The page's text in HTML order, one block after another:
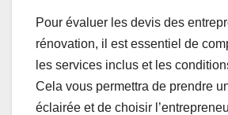
Pour évaluer les devis des
rénovation, il est essentiel de
les services inclus et les
Cela vous permettra de prendre
éclairée et de choisir